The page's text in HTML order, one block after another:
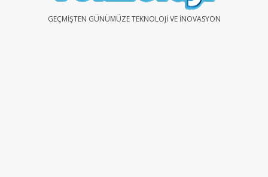
FREEGEÇMIŞTEN GÜNÜMÜZE TEKNOLOJI VE İNOVASYON